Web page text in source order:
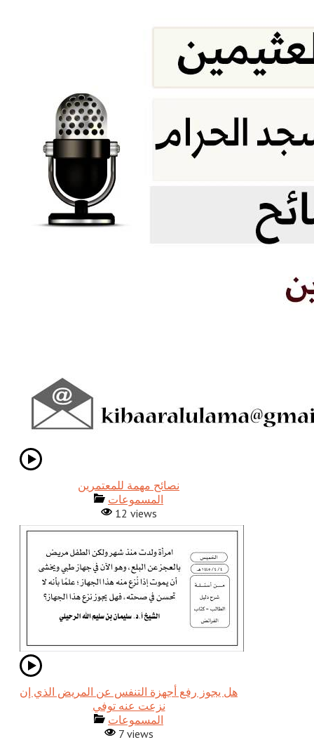
نصائح مهمة للمعتمرين
المسموعات
12 views
هل يجوز رفع أجهزة التنفس عن المريض الذي إن
نزعت عنه توفي
المسموعات
7 views